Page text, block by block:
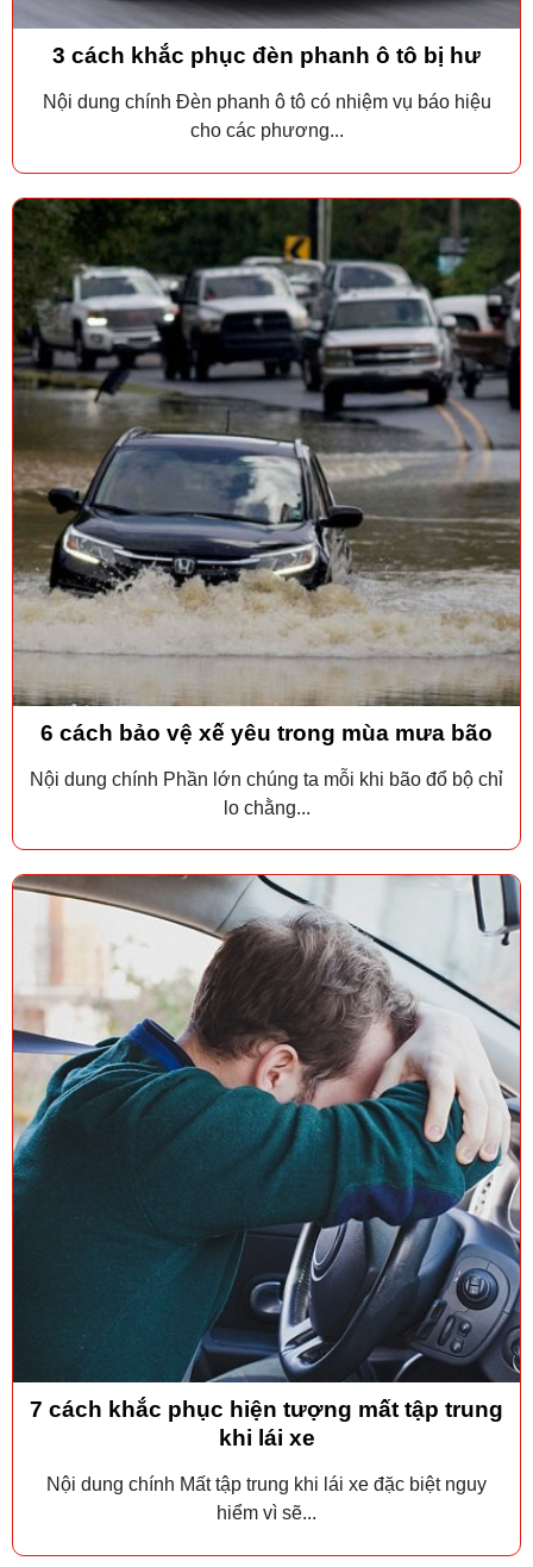
3 cách khắc phục đèn phanh ô tô bị hư
Nội dung chính Đèn phanh ô tô có nhiệm vụ báo hiệu
cho các phương...
6 cách bảo vệ xế yêu trong mùa mưa bão
Nội dung chính Phần lớn chúng ta mỗi khi bão đổ bộ chỉ
lo chằng...
7 cách khắc phục hiện tượng mất tập trung
khi lái xe
Nội dung chính Mất tập trung khi lái xe đặc biệt nguy
hiểm vì sẽ...